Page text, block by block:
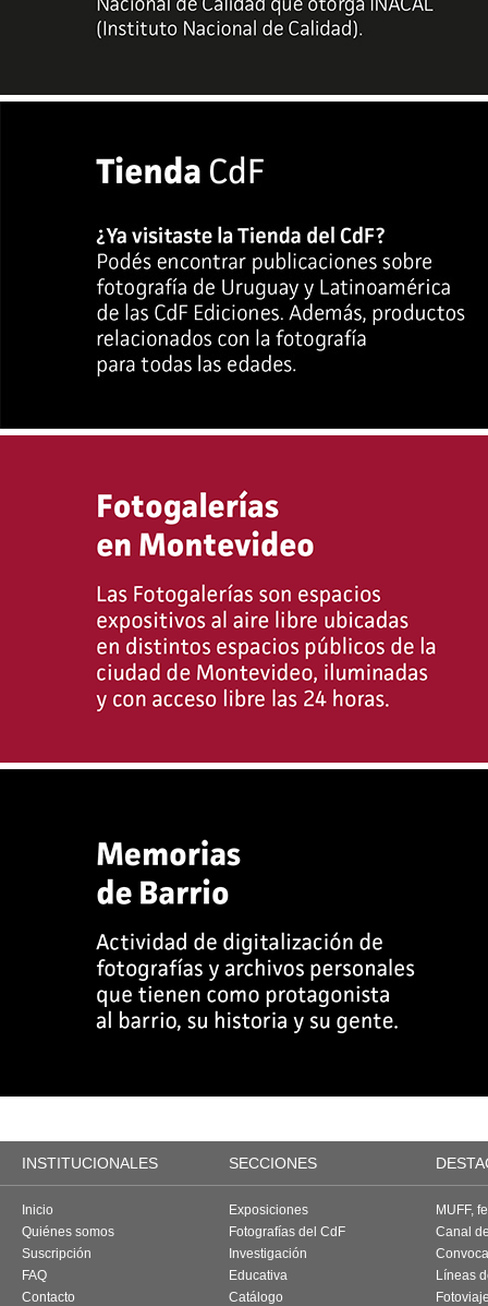
INSTITUCIONALES SECCIONES
Inicio
Quiénes somos
Suscripción
FAQ
Contacto
Exposiciones
Fotografías del CdF
Investigación
Educativa
Catálogo
MUFF,
Canal
Líneas